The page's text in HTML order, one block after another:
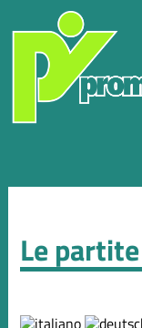
Le